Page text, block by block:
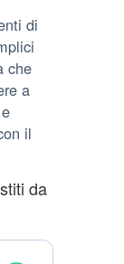
di
che
a
il
da